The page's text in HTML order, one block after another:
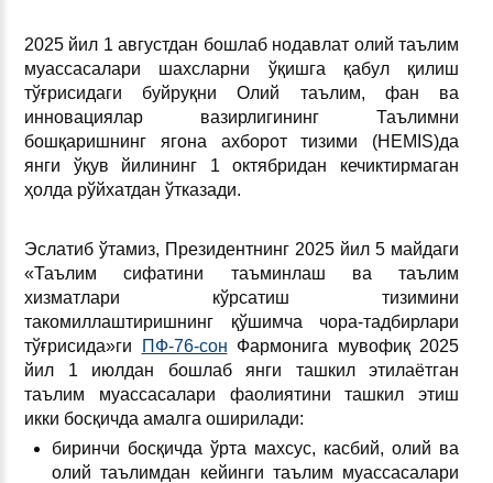
2025 йил 1 августдан бошлаб нодавлат олий таълим
муассасалари шахсларни ўқишга қабул қилиш
тўғрисидаги буйруқни Олий таълим, фан ва
инновациялар вазирлигининг Таълимни
бошқаришнинг ягона ахборот тизими (НEMIS)да
янги ўқув йилининг 1 октябридан кечиктирмаган
ҳолда рўйхатдан ўтказади.
Эслатиб ўтамиз, Президентнинг 2025 йил 5 майдаги
«Таълим сифатини таъминлаш ва таълим
хизматлари кўрсатиш тизимини
такомиллаштиришнинг қўшимча чора-тадбирлари
тўғрисида»ги
ПФ-76-сон Фармонига мувофиқ 2025
йил 1 июлдан бошлаб янги ташкил этилаётган
таълим муассасалари фаолиятини ташкил этиш
икки босқичда амалга оширилади:
биринчи босқичда ўрта махсус, касбий, олий ва
олий таълимдан кейинги таълим муассасалари